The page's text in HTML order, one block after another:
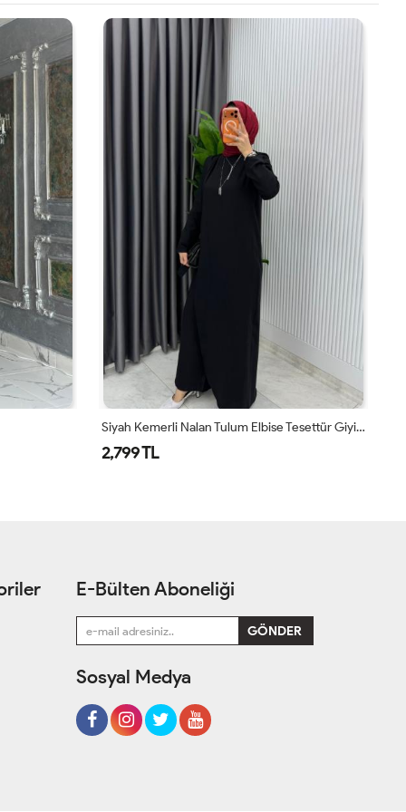
Siyah Kemerli Nalan Tulum Elbise Tesettür Giyim
2,799 TL
E-Bülten Aboneliği
Sosyal Medya